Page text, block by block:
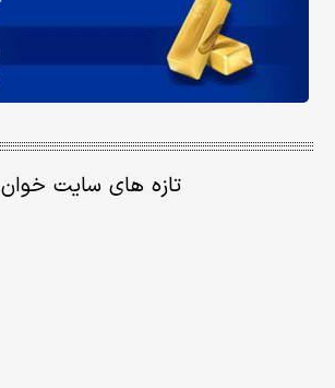
تازه های سایت خوان